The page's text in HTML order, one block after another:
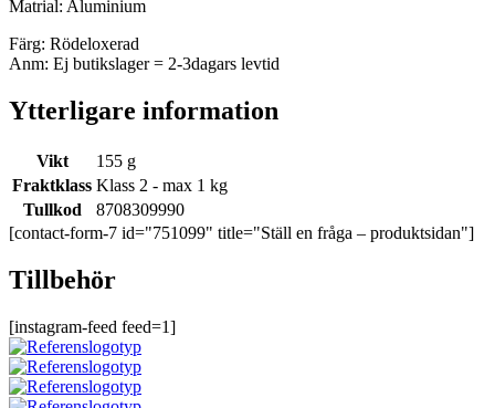
Matrial: Aluminium
Färg: Rödeloxerad
Anm: Ej butikslager = 2-3dagars levtid
Ytterligare information
Vikt
155 g
Fraktklass Klass 2 - max 1 kg
Tullkod
8708309990
[contact-form-7 id="751099" title="Ställ en fråga – produktsidan"]
Tillbehör
[instagram-feed feed=1]